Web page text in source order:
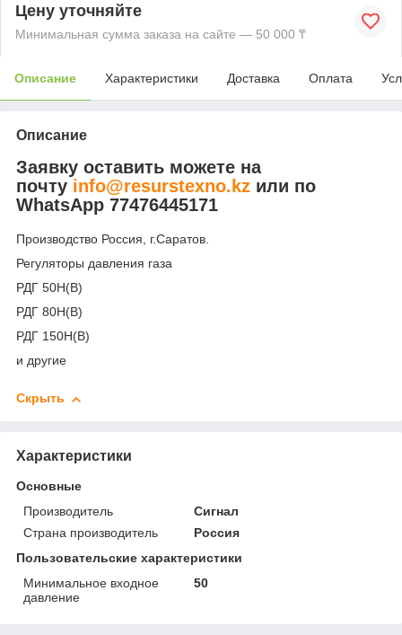
Цену уточняйте
Минимальная сумма заказа на сайте — 50 000 ₸
Описание Характеристики Доставка Оплата
Описание
Заявку оставить можете на
почту info@resurstexno.kz или по
WhatsApp 77476445171
Производство Россия, г.Саратов.
Регуляторы давления газа
РДГ 50Н(В)
РДГ 80Н(В)
РДГ 150Н(В)
и другие
Скрыть
Характеристики
Основные
Производитель
Сигнал
Страна производитель
Россия
Пользовательские характеристики
Минимальное входное
давление
50